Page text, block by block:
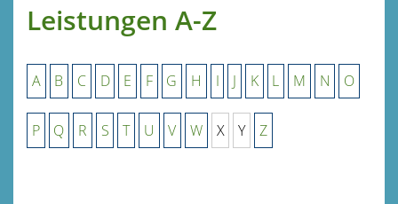
Leistungen A-Z
A B C D E F G H I J K L M N O
P Q R S T U V W X Y Z